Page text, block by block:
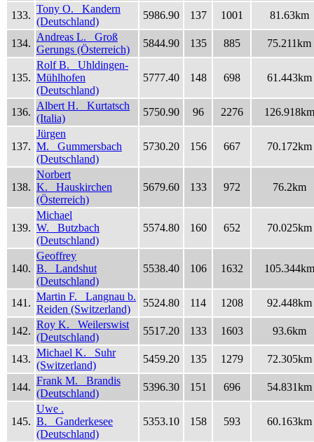
133.
Tony O. Kandern
(Deutschland)
5986.90 137 1001 81.63km
134.
Andreas L. Groß
Gerungs (Österreich)
5844.90 135 885 75.211km
135.
Rolf B. Uhldingen-
Mühlhofen
(Deutschland)
5777.40 148 698 61.443km
136.
Albert H. Kurtatsch
(Italia)
5750.90 96 2276 126.918km
137.
Jürgen
M. Gummersbach
(Deutschland)
5730.20 156 667 70.172km
138.
Norbert
K. Hauskirchen
(Österreich)
5679.60 133 972 76.2km
139.
Michael
W. Butzbach
(Deutschland)
5574.80 160 652 70.025km
140.
Geoffrey
B. Landshut
(Deutschland)
5538.40 106 1632 105.344km
141.
Martin F. Langnau b.
Reiden (Switzerland)
5524.80 114 1208 92.448km
142.
Roy K. Weilerswist
(Deutschland)
5517.20 133 1603 93.6km
143.
Michael K. Suhr
(Switzerland)
5459.20 135 1279 72.305km
144.
Frank M. Brandis
(Deutschland)
5396.30 151 696 54.831km
145.
Uwe .
B. Ganderkesee
(Deutschland)
5353.10 158 593 60.163km